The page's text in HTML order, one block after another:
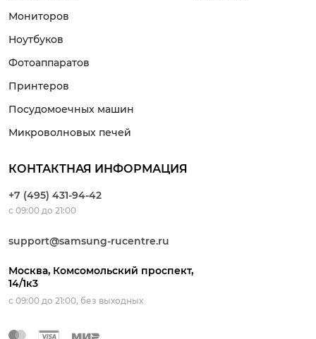
Мониторов
Ноутбуков
Фотоаппаратов
Принтеров
Посудомоечных машин
Микроволновых печей
КОНТАКТНАЯ ИНФОРМАЦИЯ
+7 (495) 431-94-42
с 09:00 до 21:00
support@samsung-rucentre.ru
Москва, Комсомольский проспект,
14/1к3
с 09:00 до 21:00, без выходных